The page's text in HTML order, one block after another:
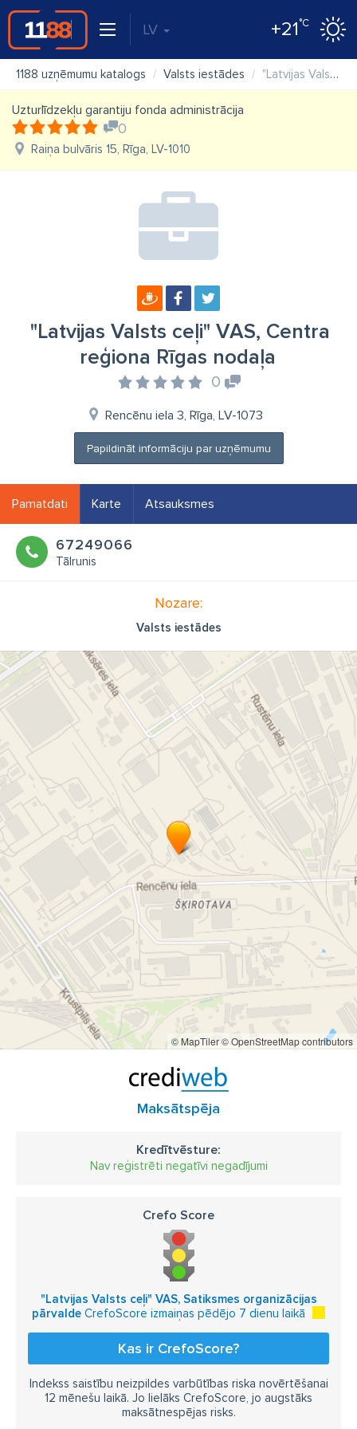
LV +21°C
1188 uzņēmumu katalogs Valsts iestādes "Latvijas Valsts ceļi" VAS, Centra reģiona Rīgas nodaļa
Uzturlīdzekļu garantiju fonda administrācija
0
Raiņa bulvāris 15, Rīga, LV-1010
"Latvijas Valsts ceļi" VAS, Centra
reģiona Rīgas nodaļa
0
Rencēnu iela 3, Rīga, LV-1073
Papildināt informāciju par uzņēmumu
Pamatdati Karte Atsauksmes
67249066
Tālrunis
Nozare:
Valsts iestādes
© MapTiler© OpenStreetMap contributors
Maksātspēja
Kredītvēsture:
Nav reģistrēti negatīvi negadījumi
Crefo Score
"Latvijas Valsts ceļi" VAS, Satiksmes organizācijas
pārvalde CrefoScore izmaiņas pēdējo 7 dienu laikā
Kas ir CrefoScore?
Indekss saistību neizpildes varbūtības riska novērtēšanai
12 mēnešu laikā. Jo lielāks CrefoScore, jo augstāks
maksātnespējas risks.